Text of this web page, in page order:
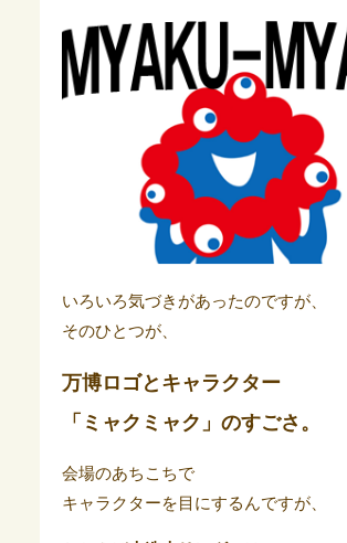
いろいろ気づきがあったのですが、
そのひとつが、
万博ロゴとキャラクター
「ミャクミャク」のすごさ。
会場のあちこちで
キャラクターを目にするんですが、